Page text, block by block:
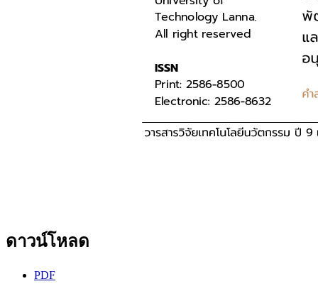
ดาวน์โหลด
PDF